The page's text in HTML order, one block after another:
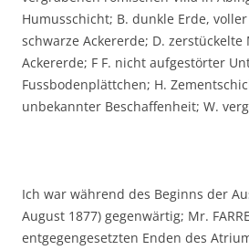
Humusschicht; B. dunkle Erde,
schwarze Ackererde; D. zerstückelte
Ackererde; F F. nicht aufgestörter
Fussbodenplättchen; H.
unbekannter Beschaffenheit; W.
Ich war während des Beginns der
August 1877) gegenwärtig; Mr.
entgegengesetzten Enden des